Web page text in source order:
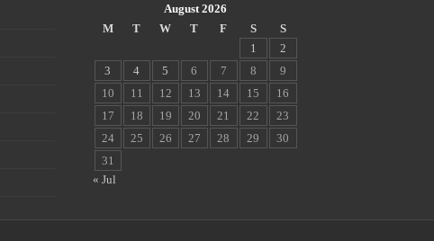
August 2026
M
T W T F S
S
1
2
3
4 5 6 7 8
9
10
11 12 13 14 15
16
17
18 19 20 21 22
23
24
25 26 27 28 29
30
31
« Jul